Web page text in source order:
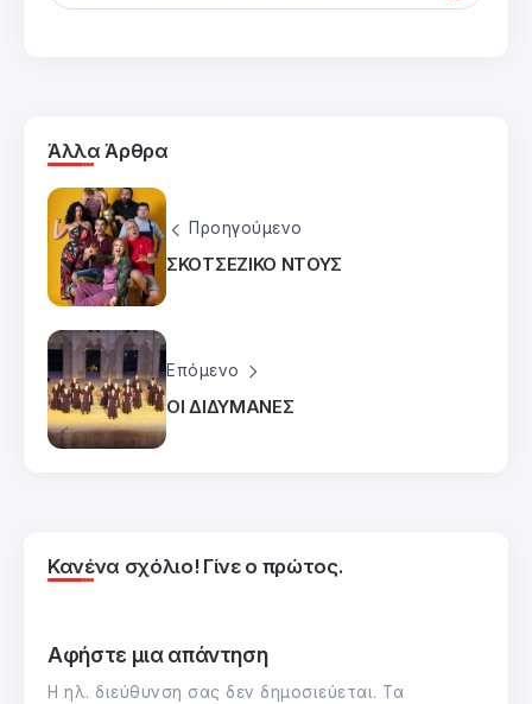
Άλλα Άρθρα
Προηγούμενο
ΣΚΟΤΣΕΖΙΚΟ ΝΤΟΥΣ
Επόμενο
ΟΙ ΔΙΔΥΜΑΝΕΣ
Κανένα σχόλιο! Γίνε ο πρώτος.
Αφήστε μια απάντηση
Η ηλ. διεύθυνση σας δεν δημοσιεύεται. Τα